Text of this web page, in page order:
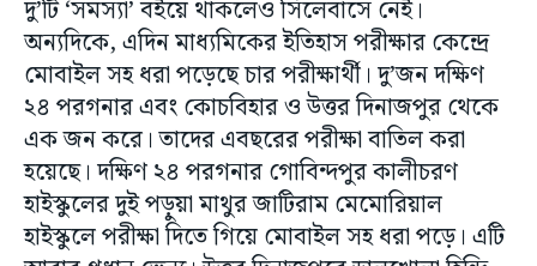
দু’টি ‘সমস্যা’ বইয়ে থাকলেও সিলেবাসে নেই।
অন্যদিকে, এদিন মাধ্যমিকের ইতিহাস পরীক্ষার কেন্দ্রে
মোবাইল সহ ধরা পড়েছে চার পরীক্ষার্থী। দু’জন দক্ষিণ
২৪ পরগনার এবং কোচবিহার ও উত্তর দিনাজপুর থেকে
এক জন করে। তাদের এবছরের পরীক্ষা বাতিল করা
হয়েছে। দক্ষিণ ২৪ পরগনার গোবিন্দপুর কালীচরণ
হাইস্কুলের দুই পড়ুয়া মাথুর জাটিরাম মেমোরিয়াল
হাইস্কুলে পরীক্ষা দিতে গিয়ে মোবাইল সহ ধরা পড়ে। এটি